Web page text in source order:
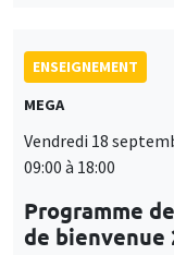
ENSEIGNEMENT
MEGA
Vendredi 18
09:00 à 18:00
Programme
de bienvenue